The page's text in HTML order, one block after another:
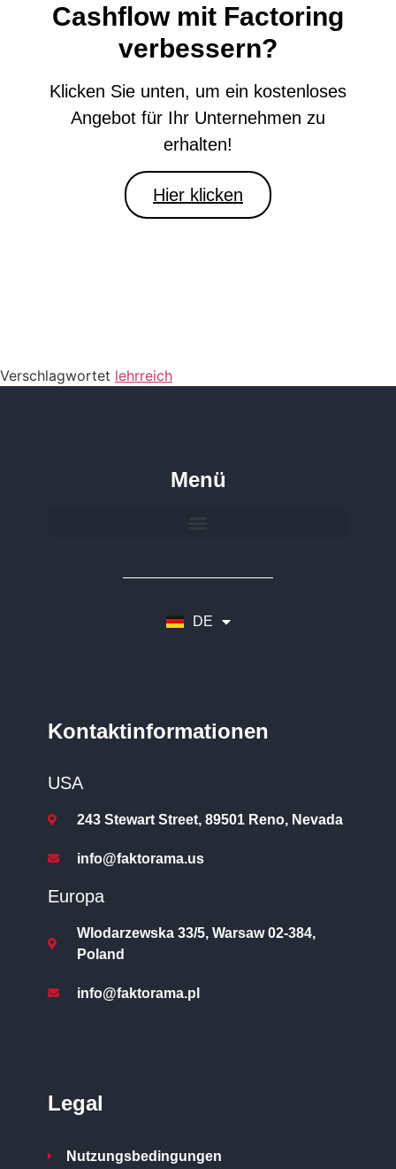
Cashflow mit Factoring
verbessern?
Klicken Sie unten, um ein kostenloses
Angebot für Ihr Unternehmen zu
erhalten!
Hier klicken
Verschlagwortet lehrreich
Menü
DE
EN
Kontaktinformationen
USA
243 Stewart Street, 89501 Reno, Nevada
info@faktorama.us
Europa
Wlodarzewska 33/5, Warsaw 02-384,
Poland
info@faktorama.pl
Legal
Nutzungsbedingungen